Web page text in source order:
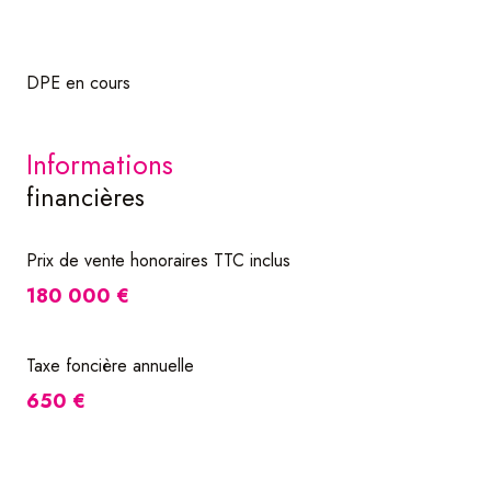
DPE en cours
informations
financières
Prix de vente honoraires TTC inclus
180 000 €
Taxe foncière annuelle
650 €